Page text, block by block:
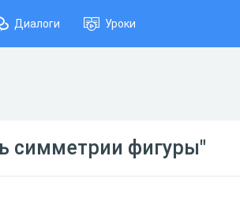
Диалоги Уроки
симметрии фигуры"